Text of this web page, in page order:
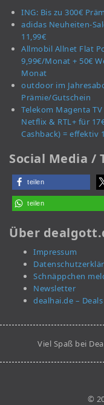
ING: Bis zu 300€
adidas Neuheiten-
11,99€
Allmobil Allnet Flat
9,99€/Monat + 50€
Monat
outdoor im
Prämie/Gutschein
Telekom Magenta
Netflix & RTL+ für
Cashback) = effektiv
Social Media /
teilen
teilen
Über
Impressum
Schnäppchen
Newsletter
dealhai.de –
Viel Spaß bei
©